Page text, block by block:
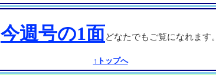
今週号の1面どなたでもご覧になれます。
↑トップへ